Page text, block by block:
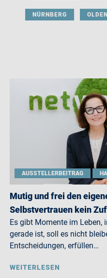
NÜRNBERG
AUSSTELLERBEITRAG
Mutig und frei den
Selbstvertrauen kein
Es gibt Momente im Leben,
gerade ist, soll es nicht
Entscheidungen, erfüllen…
WEITERLESEN